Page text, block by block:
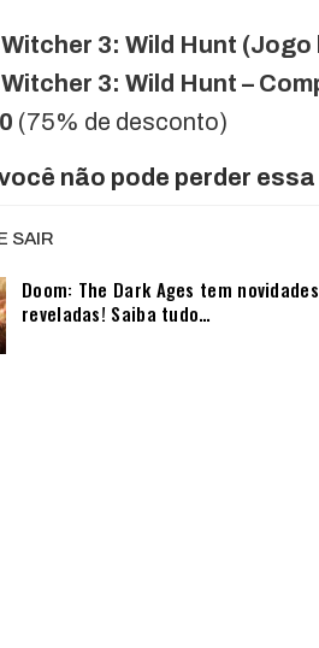
3: Wild Hunt (Jogo
3: Wild Hunt –
(75% de desconto)
não pode perder
SAIR
Doom: The Dark Ages tem novidades
reveladas! Saiba tudo…